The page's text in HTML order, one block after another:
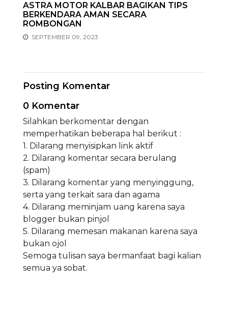
ASTRA MOTOR KALBAR BAGIKAN TIPS
BERKENDARA AMAN SECARA
ROMBONGAN
SEPTEMBER 09, 2023
Posting Komentar
0 Komentar
Silahkan berkomentar dengan
memperhatikan beberapa hal berikut :
1. Dilarang menyisipkan link aktif
2. Dilarang komentar secara berulang
(spam)
3. Dilarang komentar yang menyinggung,
serta yang terkait sara dan agama
4. Dilarang meminjam uang karena saya
blogger bukan pinjol
5. Dilarang memesan makanan karena saya
bukan ojol
Semoga tulisan saya bermanfaat bagi kalian
semua ya sobat.